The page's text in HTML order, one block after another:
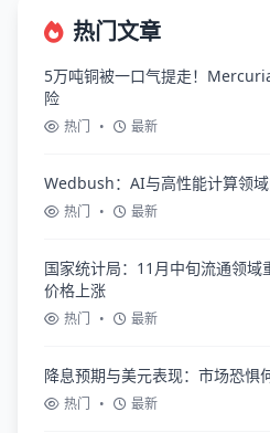
热门文章
5万吨铜被一口气提走！
险
热门 • 最新
Wedbush：AI与高性能计算领
热门 • 最新
国家统计局：11月中旬流通领域
价格上涨
热门 • 最新
降息预期与美元表现：市场恐惧
热门 • 最新